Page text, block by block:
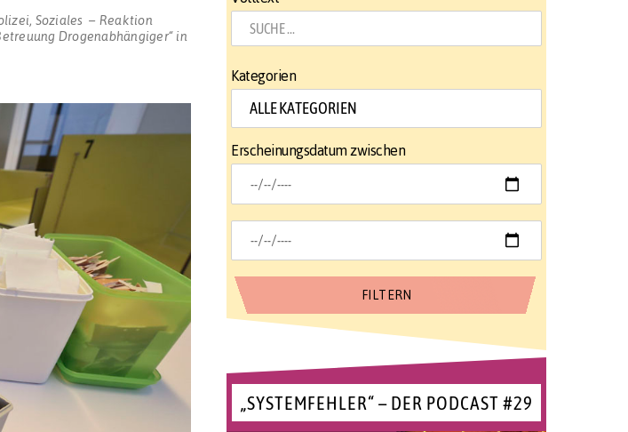
Soziales
Reaktion
Drogenabhängiger“ in
Kategorien
Erscheinungsdatum zwischen
„SYSTEMFEHLER“ – DER PODCAST #29